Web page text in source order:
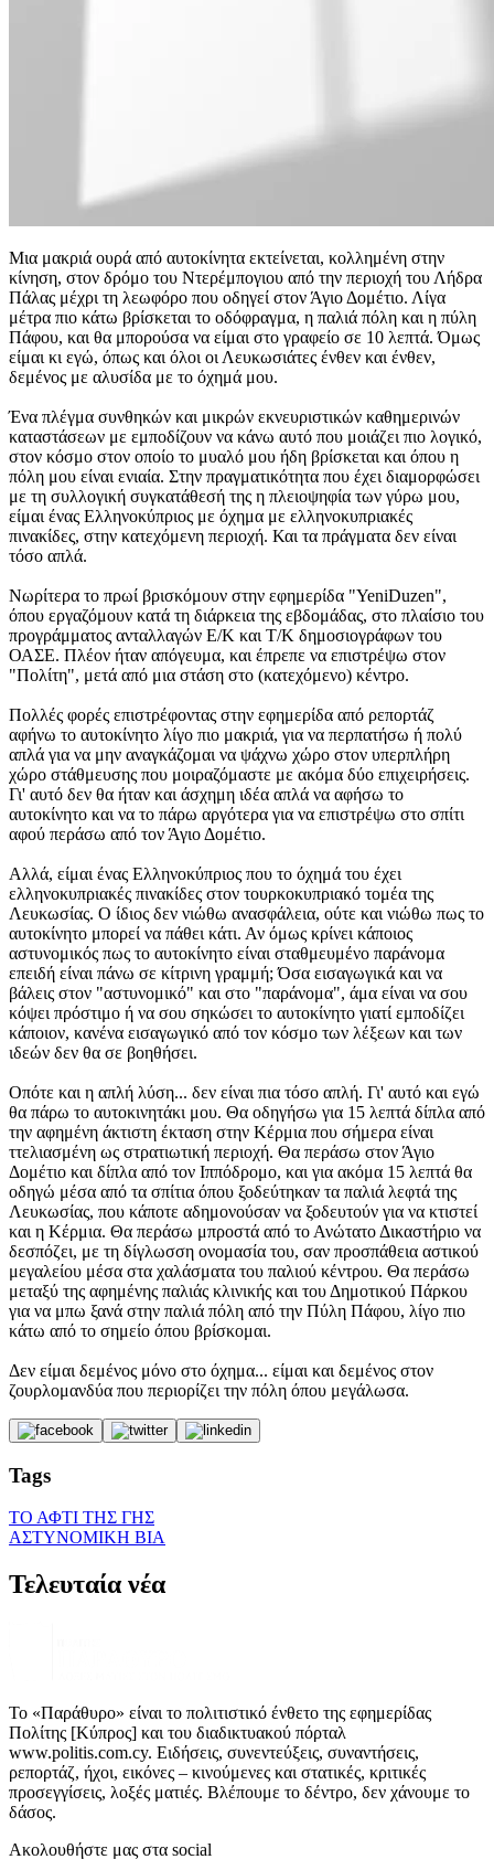
Μια μακριά ουρά από αυτοκίνητα εκτείνεται, κολλημένη στην
κίνηση, στον δρόμο του Ντερέμπογιου από την περιοχή του Λήδρα
Πάλας μέχρι τη λεωφόρο που οδηγεί στον Άγιο Δομέτιο. Λίγα
μέτρα πιο κάτω βρίσκεται το οδόφραγμα, η παλιά πόλη και η πύλη
Πάφου, και θα μπορούσα να είμαι στο γραφείο σε 10 λεπτά. Όμως
είμαι κι εγώ, όπως και όλοι οι Λευκωσιάτες ένθεν και ένθεν,
δεμένος με αλυσίδα με το όχημά μου.
Ένα πλέγμα συνθηκών και μικρών εκνευριστικών καθημερινών
καταστάσεων με εμποδίζουν να κάνω αυτό που μοιάζει πιο λογικό,
στον κόσμο στον οποίο το μυαλό μου ήδη βρίσκεται και όπου η
πόλη μου είναι ενιαία. Στην πραγματικότητα που έχει διαμορφώσει
με τη συλλογική συγκατάθεσή της η πλειοψηφία των γύρω μου,
είμαι ένας Ελληνοκύπριος με όχημα με ελληνοκυπριακές
πινακίδες, στην κατεχόμενη περιοχή. Και τα πράγματα δεν είναι
τόσο απλά.
Νωρίτερα το πρωί βρισκόμουν στην εφημερίδα "YeniDuzen",
όπου εργαζόμουν κατά τη διάρκεια της εβδομάδας, στο πλαίσιο του
προγράμματος ανταλλαγών Ε/Κ και Τ/Κ δημοσιογράφων του
ΟΑΣΕ. Πλέον ήταν απόγευμα, και έπρεπε να επιστρέψω στον
"Πολίτη", μετά από μια στάση στο (κατεχόμενο) κέντρο.
Πολλές φορές επιστρέφοντας στην εφημερίδα από ρεπορτάζ
αφήνω το αυτοκίνητο λίγο πιο μακριά, για να περπατήσω ή πολύ
απλά για να μην αναγκάζομαι να ψάχνω χώρο στον υπερπλήρη
χώρο στάθμευσης που μοιραζόμαστε με ακόμα δύο επιχειρήσεις.
Γι' αυτό δεν θα ήταν και άσχημη ιδέα απλά να αφήσω το
αυτοκίνητο και να το πάρω αργότερα για να επιστρέψω στο σπίτι
αφού περάσω από τον Άγιο Δομέτιο.
Αλλά, είμαι ένας Ελληνοκύπριος που το όχημά του έχει
ελληνοκυπριακές πινακίδες στον τουρκοκυπριακό τομέα της
Λευκωσίας. Ο ίδιος δεν νιώθω ανασφάλεια, ούτε και νιώθω πως το
αυτοκίνητο μπορεί να πάθει κάτι. Αν όμως κρίνει κάποιος
αστυνομικός πως το αυτοκίνητο είναι σταθμευμένο παράνομα
επειδή είναι πάνω σε κίτρινη γραμμή; Όσα εισαγωγικά και να
βάλεις στον "αστυνομικό" και στο "παράνομα", άμα είναι να σου
κόψει πρόστιμο ή να σου σηκώσει το αυτοκίνητο γιατί εμποδίζει
κάποιον, κανένα εισαγωγικό από τον κόσμο των λέξεων και των
ιδεών δεν θα σε βοηθήσει.
Οπότε και η απλή λύση... δεν είναι πια τόσο απλή. Γι' αυτό και εγώ
θα πάρω το αυτοκινητάκι μου. Θα οδηγήσω για 15 λεπτά δίπλα από
την αφημένη άκτιστη έκταση στην Κέρμια που σήμερα είναι
ττελιασμένη ως στρατιωτική περιοχή. Θα περάσω στον Άγιο
Δομέτιο και δίπλα από τον Ιππόδρομο, και για ακόμα 15 λεπτά θα
οδηγώ μέσα από τα σπίτια όπου ξοδεύτηκαν τα παλιά λεφτά της
Λευκωσίας, που κάποτε αδημονούσαν να ξοδευτούν για να κτιστεί
και η Κέρμια. Θα περάσω μπροστά από το Ανώτατο Δικαστήριο να
δεσπόζει, με τη δίγλωσση ονομασία του, σαν προσπάθεια αστικού
μεγαλείου μέσα στα χαλάσματα του παλιού κέντρου. Θα περάσω
μεταξύ της αφημένης παλιάς κλινικής και του Δημοτικού Πάρκου
για να μπω ξανά στην παλιά πόλη από την Πύλη Πάφου, λίγο πιο
κάτω από το σημείο όπου βρίσκομαι.
Δεν είμαι δεμένος μόνο στο όχημα... είμαι και δεμένος στον
ζουρλομανδύα που περιορίζει την πόλη όπου μεγάλωσα.
Tags
ΤΟ ΑΦΤΙ ΤΗΣ ΓΗΣ
ΑΣΤΥΝΟΜΙΚΗ ΒΙΑ
Τελευταία νέα
Το «Παράθυρο» είναι το πολιτιστικό ένθετο της εφημερίδας
Πολίτης [Κύπρος] και του διαδικτυακού πόρταλ
www.politis.com.cy. Ειδήσεις, συνεντεύξεις, συναντήσεις,
ρεπορτάζ, ήχοι, εικόνες – κινούμενες και στατικές, κριτικές
προσεγγίσεις, λοξές ματιές. Βλέπουμε το δέντρο, δεν χάνουμε το
δάσος.
Ακολουθήστε μας στα social